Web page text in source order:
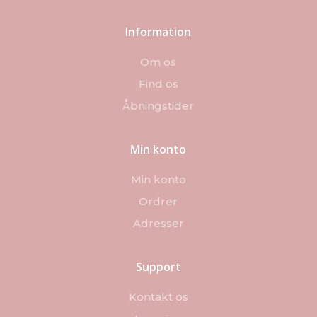
Information
Om os
Find os
Åbningstider
Min konto
Min konto
Ordrer
Adresser
Support
Kontakt os